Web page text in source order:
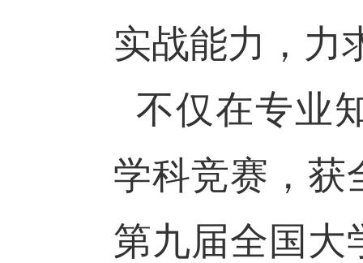
实战能力，力
不仅在专业
学科竞赛，获
第九届全国大